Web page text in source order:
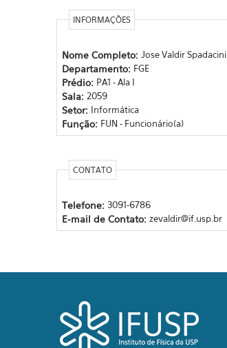
INFORMAÇÕES
Nome Completo: Jose Valdir Spadacini
Departamento: FGE
Prédio: PA1 - Ala I
Sala: 2059
Setor: Informática
Função: FUN - Funcionário(a)
CONTATO
Telefone: 3091-6786
E-mail de Contato: zevaldir@if.usp.br